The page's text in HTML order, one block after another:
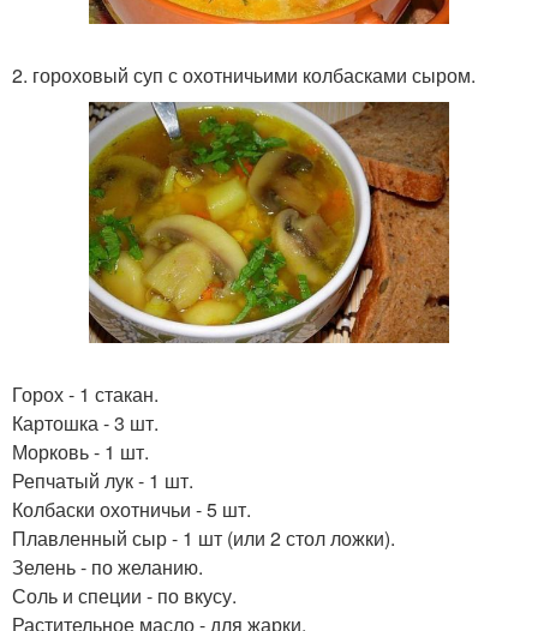
2. гороховый суп с охотничьими колбасками сыром.
Горох - 1 стакан.
Картошка - 3 шт.
Морковь - 1 шт.
Репчатый лук - 1 шт.
Колбаски охотничьи - 5 шт.
Плавленный сыр - 1 шт (или 2 стол ложки).
Зелень - по желанию.
Соль и специи - по вкусу.
Растительное масло - для жарки.